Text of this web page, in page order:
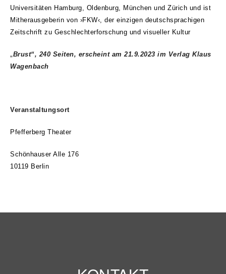
Universitäten Hamburg, Oldenburg, München und Zürich und ist
Mitherausgeberin von ›FKW‹, der einzigen deutschsprachigen
Zeitschrift zu Geschlechterforschung und visueller Kultur
„Brust“, 240 Seiten, erscheint am 21.9.2023 im Verlag Klaus
Wagenbach
Veranstaltungsort
Pfefferberg Theater
Schönhauser Alle 176
10119 Berlin